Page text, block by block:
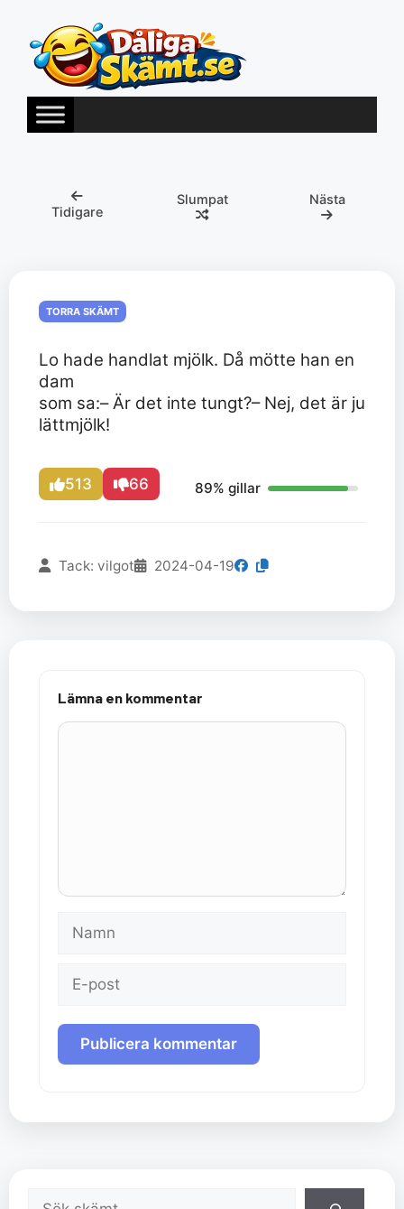
innehåll
Tidigare
Slumpat Nästa
TORRA SKÄMT
Lo hade handlat mjölk. Då mötte han en
dam
som sa:– Är det inte tungt?– Nej, det är ju
lättmjölk!
513 66 89% gillar
Tack: vilgot 2024-04-19
Lämna en kommentar
Kommentar
Namn
Sök